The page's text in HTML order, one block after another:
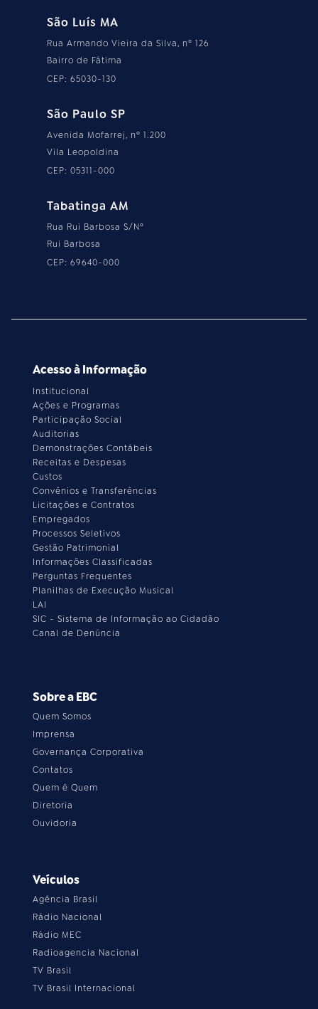
São Luís MA
Rua Armando Vieira da Silva, nº 126
Bairro de Fátima
CEP: 65030-130
São Paulo SP
Avenida Mofarrej, nº 1.200
Vila Leopoldina
CEP: 05311-000
Tabatinga AM
Rua Rui Barbosa S/Nº
Rui Barbosa
CEP: 69640-000
Acesso à Informação
Institucional
Ações e Programas
Participação Social
Auditorias
Demonstrações Contábeis
Receitas e Despesas
Custos
Convênios e Transferências
Licitações e Contratos
Empregados
Processos Seletivos
Gestão Patrimonial
Informações Classificadas
Perguntas Frequentes
Planilhas de Execução Musical
LAI
SIC - Sistema de Informação ao Cidadão
Canal de Denúncia
Sobre a EBC
Quem Somos
Imprensa
Governança Corporativa
Contatos
Quem é Quem
Diretoria
Ouvidoria
Veículos
Agência Brasil
Rádio Nacional
Rádio MEC
Radioagencia Nacional
TV Brasil
TV Brasil Internacional